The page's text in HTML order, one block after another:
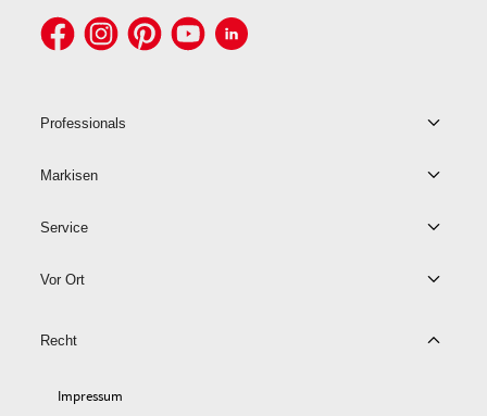
Professionals
Markisen
Service
Vor Ort
Recht
Impressum